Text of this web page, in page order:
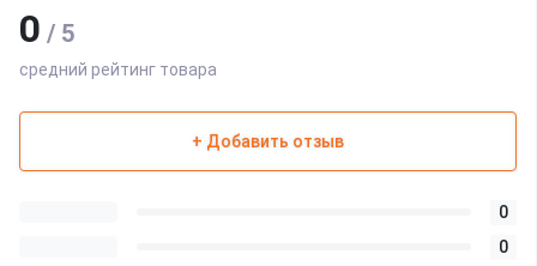
0 / 5
средний рейтинг товара
+ Добавить отзыв
0
0